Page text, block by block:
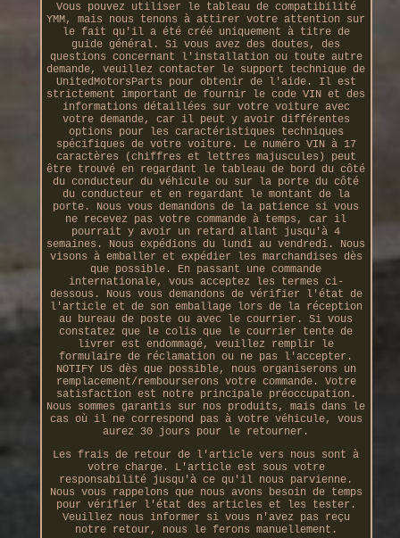
Vous pouvez utiliser le tableau de compatibilité
YMM, mais nous tenons à attirer votre attention sur
le fait qu'il a été créé uniquement à titre de
guide général. Si vous avez des doutes, des
questions concernant l'installation ou toute autre
demande, veuillez contacter le support technique de
UnitedMotorsParts pour obtenir de l'aide. Il est
strictement important de fournir le code VIN et des
informations détaillées sur votre voiture avec
votre demande, car il peut y avoir différentes
options pour les caractéristiques techniques
spécifiques de votre voiture. Le numéro VIN à 17
caractères (chiffres et lettres majuscules) peut
être trouvé en regardant le tableau de bord du côté
du conducteur du véhicule ou sur la porte du côté
du conducteur et en regardant le montant de la
porte. Nous vous demandons de la patience si vous
ne recevez pas votre commande à temps, car il
pourrait y avoir un retard allant jusqu'à 4
semaines. Nous expédions du lundi au vendredi. Nous
visons à emballer et expédier les marchandises dès
que possible. En passant une commande
internationale, vous acceptez les termes ci-
dessous. Nous vous demandons de vérifier l'état de
l'article et de son emballage lors de la réception
au bureau de poste ou avec le courrier. Si vous
constatez que le colis que le courrier tente de
livrer est endommagé, veuillez remplir le
formulaire de réclamation ou ne pas l'accepter.
NOTIFY US dès que possible, nous organiserons un
remplacement/rembourserons votre commande. Votre
satisfaction est notre principale préoccupation.
Nous sommes garantis sur nos produits, mais dans le
cas où il ne correspond pas à votre véhicule, vous
aurez 30 jours pour le retourner.
Les frais de retour de l'article vers nous sont à
votre charge. L'article est sous votre
responsabilité jusqu'à ce qu'il nous parvienne.
Nous vous rappelons que nous avons besoin de temps
pour vérifier l'état des articles et les tester.
Veuillez nous informer si vous n'avez pas reçu
notre retour, nous le ferons manuellement.